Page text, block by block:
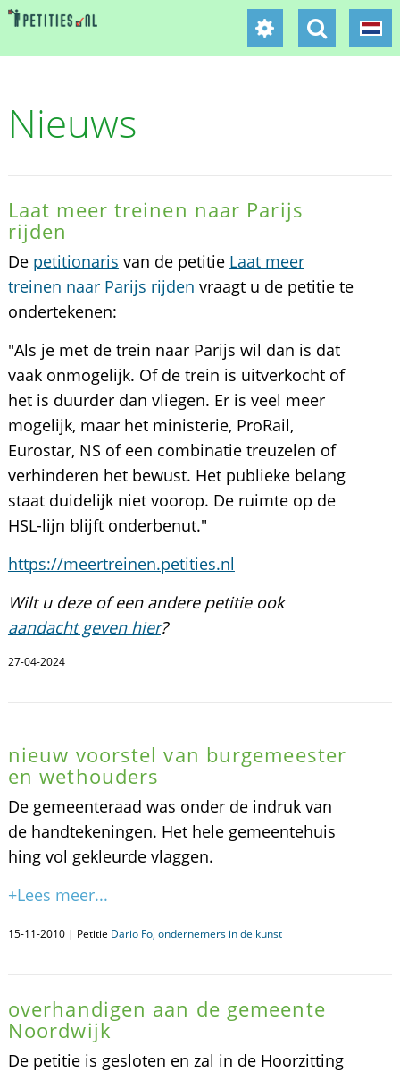
Nieuws
Laat meer treinen naar Parijs
rijden
De petitionaris van de petitie Laat meer
treinen naar Parijs rijden vraagt u de petitie te
ondertekenen:
"Als je met de trein naar Parijs wil dan is dat
vaak onmogelijk. Of de trein is uitverkocht of
het is duurder dan vliegen. Er is veel meer
mogelijk, maar het ministerie, ProRail,
Eurostar, NS of een combinatie treuzelen of
verhinderen het bewust. Het publieke belang
staat duidelijk niet voorop. De ruimte op de
HSL-lijn blijft onderbenut."
https://meertreinen.petities.nl
Wilt u deze of een andere petitie ook
aandacht geven hier?
27-04-2024
nieuw voorstel van burgemeester
en wethouders
De gemeenteraad was onder de indruk van
de handtekeningen. Het hele gemeentehuis
hing vol gekleurde vlaggen.
+Lees meer...
15-11-2010 | Petitie Dario Fo, ondernemers in de kunst
overhandigen aan de gemeente
Noordwijk
De petitie is gesloten en zal in de Hoorzitting